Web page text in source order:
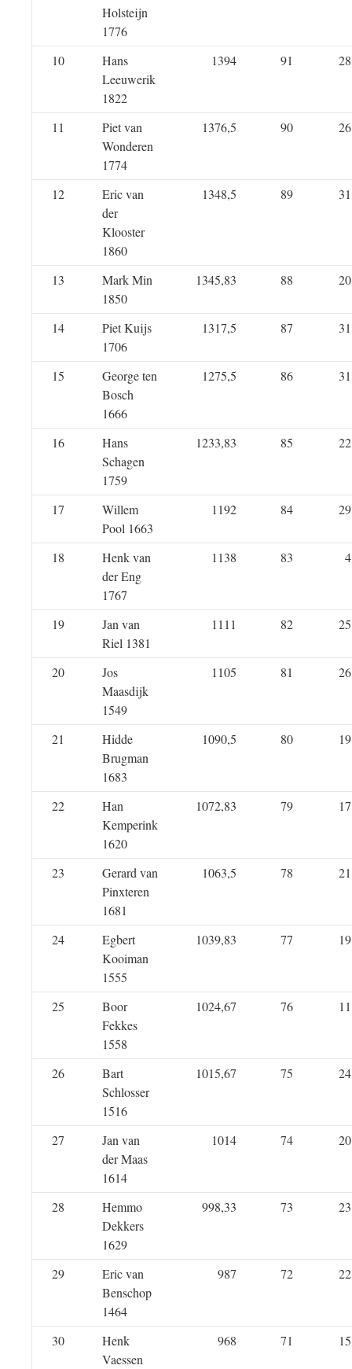
Holsteijn
1776
10
Hans
Leeuwerik
1822
1394 91 28
11
Piet van
Wonderen
1774
1376,5 90 26
12
Eric van
der
Klooster
1860
1348,5 89 31
13
Mark Min
1850
1345,83 88 20
14
Piet Kuijs
1706
1317,5 87 31
15
George ten
Bosch
1666
1275,5 86 31
16
Hans
Schagen
1759
1233,83 85 22
17
Willem
Pool 1663
1192 84 29
18
Henk van
der Eng
1767
1138 83 4
19
Jan van
Riel 1381
1111 82 25
20
Jos
Maasdijk
1549
1105 81 26
21
Hidde
Brugman
1683
1090,5 80 19
22
Han
Kemperink
1620
1072,83 79 17
23
Gerard van
Pinxteren
1681
1063,5 78 21
24
Egbert
Kooiman
1555
1039,83 77 19
25
Boor
Fekkes
1558
1024,67 76 11
26
Bart
Schlosser
1516
1015,67 75 24
27
Jan van
der Maas
1614
1014 74 20
28
Hemmo
Dekkers
1629
998,33 73 23
29
Eric van
Benschop
1464
987 72 22
30
Henk
Vaessen
968 71 15